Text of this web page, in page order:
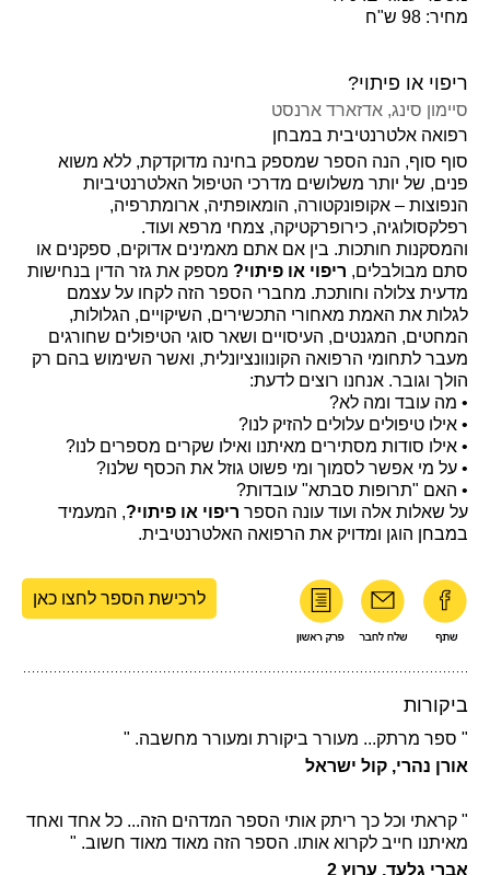
מחיר: 98 ש"ח
ריפוי או פיתוי?
סיימון סינג, אדזארד ארנסט
רפואה אלטרנטיבית במבחן
סוף סוף, הנה הספר שמספק בחינה מדוקדקת, ללא משוא
פנים, של יותר משלושים מדרכי הטיפול האלטרנטיביות
הנפוצות – אקופונקטורה, הומאופתיה, ארומתרפיה,
רפלקסולוגיה, כירופרקטיקה, צמחי מרפא ועוד.
והמסקנות חותכות. בין אם אתם מאמינים אדוקים, ספקנים או
סתם מבולבלים, ריפוי או פיתוי? מספק את גזר הדין בנחישות
מדעית צלולה וחותכת. מחברי הספר הזה לקחו על עצמם
לגלות את האמת מאחורי התכשירים, השיקויים, הגלולות,
המחטים, המגנטים, העיסויים ושאר סוגי הטיפולים שחורגים
מעבר לתחומי הרפואה הקונוונציונלית, ואשר השימוש בהם רק
הולך וגובר. אנחנו רוצים לדעת:
• מה עובד ומה לא?
• אילו טיפולים עלולים להזיק לנו?
• אילו סודות מסתירים מאיתנו ואילו שקרים מספרים לנו?
• על מי אפשר לסמוך ומי פשוט גוזל את הכסף שלנו?
• האם "תרופות סבתא" עובדות?
על שאלות אלה ועוד עונה הספר ריפוי או פיתוי?, המעמיד
במבחן הוגן ומדויק את הרפואה האלטרנטיבית.
לרכישת הספר לחצו כאן
ביקורות
" ספר מרתק... מעורר ביקורת ומעורר מחשבה. "
אורן נהרי, קול ישראל
" קראתי וכל כך ריתק אותי הספר המדהים הזה... כל אחד ואחד
מאיתנו חייב לקרוא אותו. הספר הזה מאוד מאוד חשוב. "
אברי גלעד, ערוץ 2